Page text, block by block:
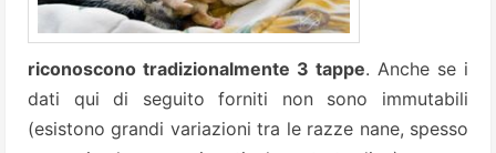
riconoscono tradizionalmente 3 tappe. Anche se i
dati qui di seguito forniti non sono immutabili
(esistono grandi variazioni tra le razze nane, spesso